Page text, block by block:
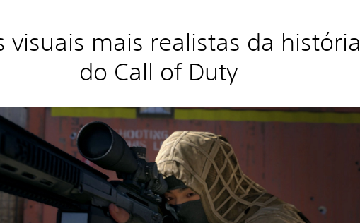
visuais mais realistas da história
do Call of Duty